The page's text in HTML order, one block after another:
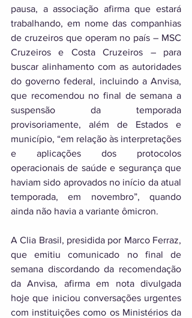
pausa, a associação afirma que estará
trabalhando, em nome das companhias
de cruzeiros que operam no país – MSC
Cruzeiros e Costa Cruzeiros – para
buscar alinhamento com as autoridades
do governo federal, incluindo a Anvisa,
que recomendou no final de semana a
suspensão da temporada
provisoriamente, além de Estados e
município, “em relação às interpretações
e aplicações dos protocolos
operacionais de saúde e segurança que
haviam sido aprovados no início da atual
temporada, em novembro”, quando
ainda não havia a variante ômicron.
A Clia Brasil, presidida por Marco Ferraz,
que emitiu comunicado no final de
semana discordando da recomendação
da Anvisa, afirma em nota divulgada
hoje que iniciou conversações urgentes
com instituições como os Ministérios da